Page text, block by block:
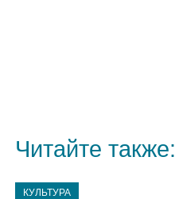
Читайте также:
КУЛЬТУРА